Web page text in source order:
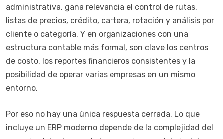
administrativa, gana relevancia el control de rutas,
listas de precios, crédito, cartera, rotación y análisis por
cliente o categoría. Y en organizaciones con una
estructura contable más formal, son clave los centros
de costo, los reportes financieros consistentes y la
posibilidad de operar varias empresas en un mismo
entorno.
Por eso no hay una única respuesta cerrada. Lo que
incluye un ERP moderno depende de la complejidad del